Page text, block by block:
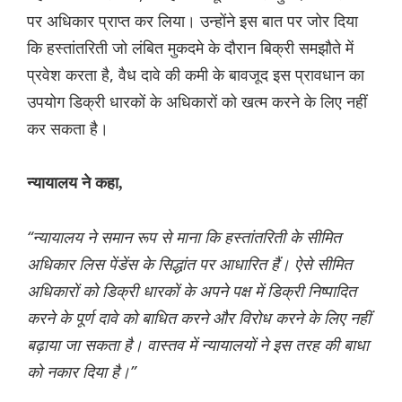
पर अधिकार प्राप्त कर लिया। उन्होंने इस बात पर जोर दिया
कि हस्तांतरिती जो लंबित मुकदमे के दौरान बिक्री समझौते में
प्रवेश करता है, वैध दावे की कमी के बावजूद इस प्रावधान का
उपयोग डिक्री धारकों के अधिकारों को खत्म करने के लिए नहीं
कर सकता है।
न्यायालय ने कहा,
“न्यायालय ने समान रूप से माना कि हस्तांतरिती के सीमित
अधिकार लिस पेंडेंस के सिद्धांत पर आधारित हैं। ऐसे सीमित
अधिकारों को डिक्री धारकों के अपने पक्ष में डिक्री निष्पादित
करने के पूर्ण दावे को बाधित करने और विरोध करने के लिए नहीं
बढ़ाया जा सकता है। वास्तव में न्यायालयों ने इस तरह की बाधा
को नकार दिया है।”